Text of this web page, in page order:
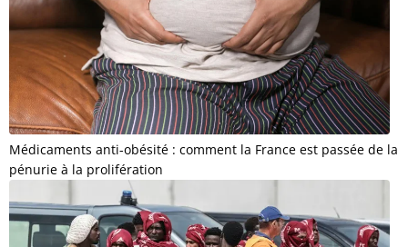
Médicaments anti-obésité : comment la France est passée de la
pénurie à la prolifération